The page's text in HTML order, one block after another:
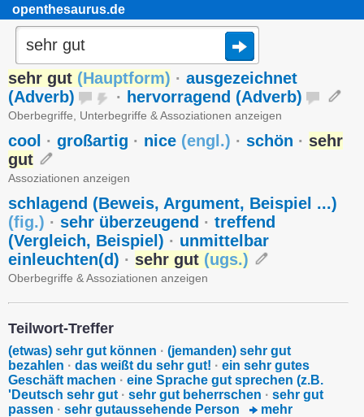
openthesaurus.de
sehr gut (Hauptform) · ausgezeichnet
(Adverb)
· hervorragend (Adverb)
Oberbegriffe, Unterbegriffe & Assoziationen anzeigen
cool · großartig · nice (engl.) · schön · sehr
gut
Assoziationen anzeigen
schlagend (Beweis, Argument, Beispiel ...)
(fig.) · sehr überzeugend · treffend
(Vergleich, Beispiel) · unmittelbar
einleuchten(d) · sehr gut (ugs.)
Oberbegriffe & Assoziationen anzeigen
Teilwort-Treffer
(etwas) sehr gut können · (jemanden) sehr gut
bezahlen · das weißt du sehr gut! · ein sehr gutes
Geschäft machen · eine Sprache gut sprechen (z.B.
'Deutsch sehr gut · sehr gut beherrschen · sehr gut
passen · sehr gutaussehende Person mehr